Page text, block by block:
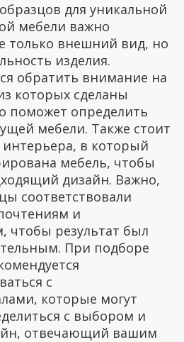
для уникальной
мебели важно
только внешний вид, но
изделия.
обратить внимание на
которых сделаны
поможет определить
мебели. Также стоит
интерьера, в который
мебель, чтобы
дизайн. Важно,
соответствовали
и
чтобы результат был
При подборе
с
которые могут
с выбором и
отвечающий вашим